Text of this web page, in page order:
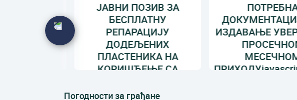
ЈАВНИ ПОЗИВ ЗА
БЕСПЛАТНУ
РЕПАРАЦИЈУ
ДОДЕЉЕНИХ
ПЛАСТЕНИКА НА
КОРИШЋЕЊЕ СА
НАВОДЊАВАЊЕ
ПОТРЕБНА
ИЗДАВАЊЕ
ПРОСЕЧНОМ
МЕСЕЧНОМ
Погодности за грађане